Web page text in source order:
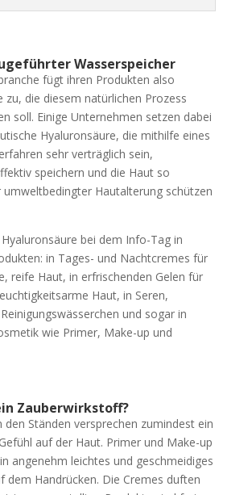
Wasserspeicher
fügt ihren Produkten also
zu, die diesem natürlichen Prozess
soll. Einige Unternehmen setzen dabei
Hyaluronsäure, die mithilfe eines
sehr verträglich sein,
speichern und die Haut so
Hautalterung schützen
bei dem Info-Tag in
in Tages- und Nachtcremes für
reife Haut, in erfrischenden Gelen für
Haut, in Seren,
und sogar in
wie Primer, Make-up und
Zauberwirkstoff?
den Ständen versprechen zumindest ein
auf der Haut. Primer und Make-up
angenehm leichtes und geschmeidiges
dem Handrücken. Die Cremes duften